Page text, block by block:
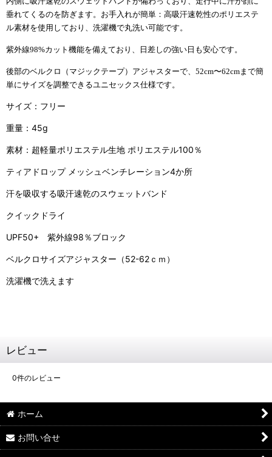
垂れてくるのを防ぎます。お手入れが簡単：高吸汗速乾性のポリエステ
ル素材を使用しており、洗濯機で丸洗い可能です。
紫外線98%カット機能を備えており、日差しの強い日も安心です。
後部のベルクロ（マジックテープ）アジャスターで、52cm〜62cmまで簡
単にサイズを調整できるユニセックス仕様です。
サイズ：フリー
重量：45g
素材：超軽量ポリエステル生地 ポリエステル100％
ティアドロップ メッシュベンチレーション4か所
汗を吸収する吸汗速乾のスウェットバンド
クイックドライ
UPF50+ 紫外線98％ブロック
ベルクロサイズアジャスター（52-62ｃｍ）
洗濯機で洗えます
レビュー
0件のレビュー
ホーム
お問い合せ